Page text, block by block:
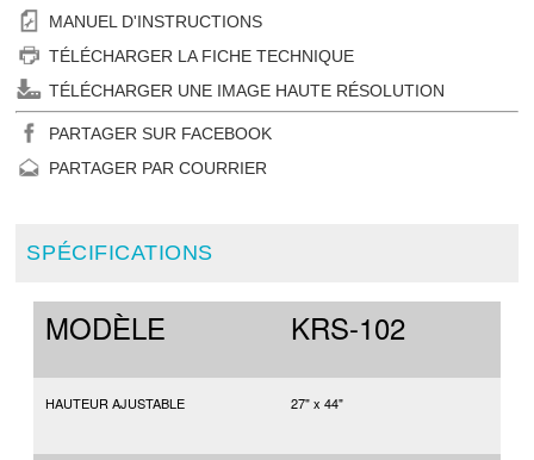
MANUEL D'INSTRUCTIONS
TÉLÉCHARGER LA FICHE TECHNIQUE
TÉLÉCHARGER UNE IMAGE HAUTE RÉSOLUTION
PARTAGER SUR FACEBOOK
PARTAGER PAR COURRIER
SPÉCIFICATIONS
MODÈLE KRS-102
HAUTEUR AJUSTABLE 27" x 44"